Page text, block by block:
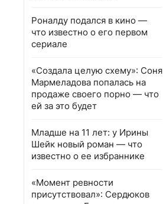
Роналду подался в кино —
что известно о его первом
сериале
«Создала целую схему»: Соня
Мармеладова попалась на
продаже своего порно — что
ей за это будет
Младше на 11 лет: у Ирины
Шейк новый роман — что
известно о ее избраннике
«Момент ревности
присутствовал»: Сердюков